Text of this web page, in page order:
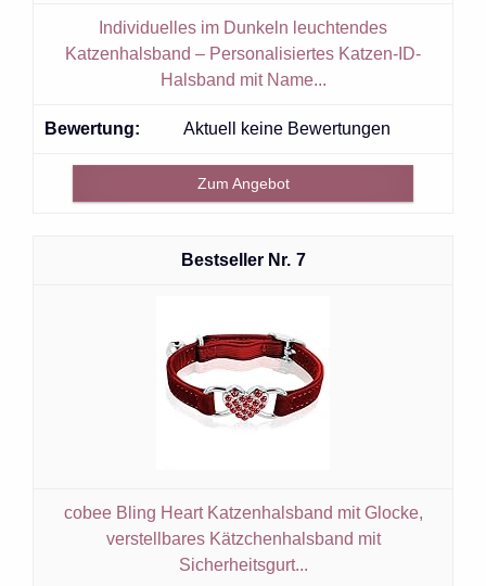
Individuelles im Dunkeln leuchtendes
Katzenhalsband – Personalisiertes Katzen-ID-
Halsband mit Name...
Aktuell keine Bewertungen
Zum Angebot
7
cobee Bling Heart Katzenhalsband mit Glocke,
verstellbares Kätzchenhalsband mit
Sicherheitsgurt...